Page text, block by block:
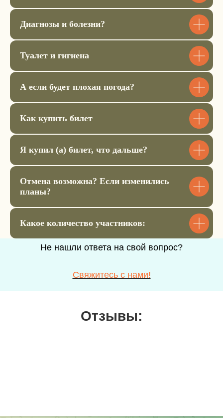
Диагнозы и болезни?
Туалет и гигиена
А если будет плохая погода?
Как купить билет
Я купил (а) билет, что дальше?
Отмена возможна? Если изменились
планы?
Какое количество участников:
Не нашли ответа на свой вопрос?
Свяжитесь с нами!
Отзывы:
нужно?
+
Отправить
конфиденциальности
Заполнить форму
вопрос или
забронировать
место?
Вы можете оставить заявку
или позвонить нам по номеру
+7 925 058 35 83
Бронь действует 48 часов.